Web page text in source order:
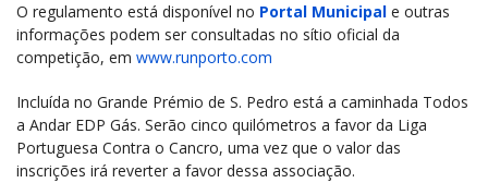
O regulamento está disponível no Portal Municipal e outras
informações podem ser consultadas no sítio oficial da
competição, em www.runporto.com
Incluída no Grande Prémio de S. Pedro está a caminhada Todos
a Andar EDP Gás. Serão cinco quilómetros a favor da Liga
Portuguesa Contra o Cancro, uma vez que o valor das
inscrições irá reverter a favor dessa associação.